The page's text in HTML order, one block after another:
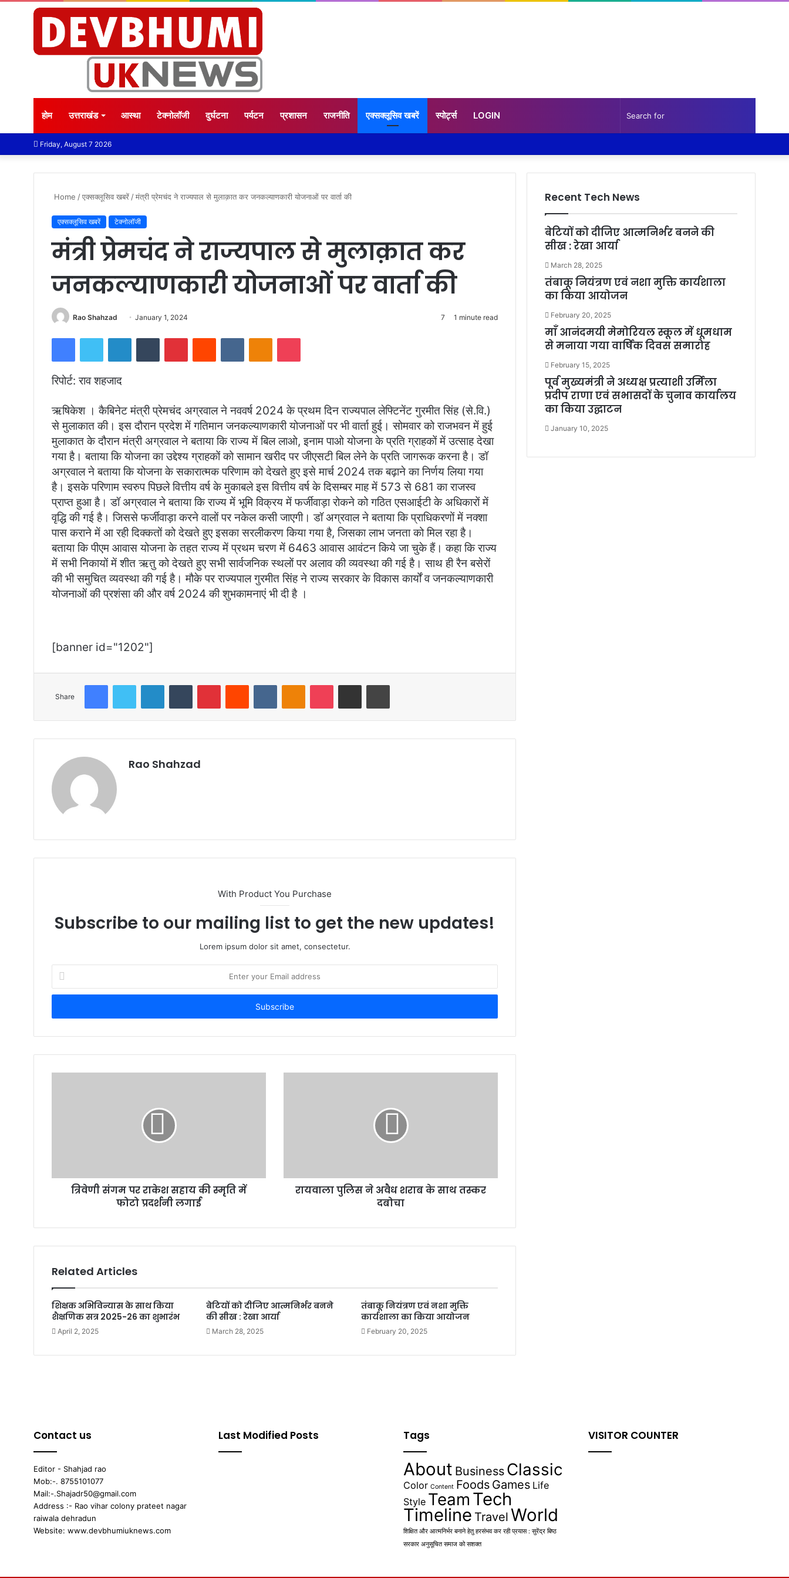
होम उत्तराखंड आस्था टेक्नोलॉजी दुर्घटना पर्यटन प्रशासन राजनीति एक्सक्लूसिव खबरें स्पोर्ट्स LOGIN Sidebar
Friday, August 7 2026
Home /एक्सक्लूसिव खबरें /मंत्री प्रेमचंद ने राज्यपाल से मुलाक़ात कर जनकल्याणकारी योजनाओं पर वार्ता की
एक्सक्लूसिव खबरें टेक्नोलॉजी
मंत्री प्रेमचंद ने राज्यपाल से मुलाक़ात कर
जनकल्याणकारी योजनाओं पर वार्ता की
Rao Shahzad
SendJanuary 1, 2024 7 1 minute read
FacebookTwitter LinkedInTumblr PinterestReddit VKontakteOdnoklassniki
Pocket
रिपोर्ट: राव शहजाद
ऋषिकेश । कैबिनेट मंत्री प्रेमचंद अग्रवाल ने नववर्ष 2024 के प्रथम दिन राज्यपाल लेफ्टिनेंट गुरमीत सिंह (से.वि.)
से मुलाकात की। इस दौरान प्रदेश में गतिमान जनकल्याणकारी योजनाओं पर भी वार्ता हुई। सोमवार को राजभवन में हुई
मुलाकात के दौरान मंत्री अग्रवाल ने बताया कि राज्य में बिल लाओ, इनाम पाओ योजना के प्रति ग्राहकों में उत्साह देखा
गया है। बताया कि योजना का उद्देश्य ग्राहकों को सामान खरीद पर जीएसटी बिल लेने के प्रति जागरूक करना है। डॉ
अग्रवाल ने बताया कि योजना के सकारात्मक परिणाम को देखते हुए इसे मार्च 2024 तक बढ़ाने का निर्णय लिया गया
है। इसके परिणाम स्वरुप पिछले वित्तीय वर्ष के मुकाबले इस वित्तीय वर्ष के दिसम्बर माह में 573 से 681 का राजस्व
प्राप्त हुआ है। डॉ अग्रवाल ने बताया कि राज्य में भूमि विक्रय में फर्जीवाड़ा रोकने को गठित एसआईटी के अधिकारों में
वृद्धि की गई है। जिससे फर्जीवाड़ा करने वालों पर नकेल कसी जाएगी। डॉ अग्रवाल ने बताया कि प्राधिकरणों में नक्शा
पास कराने में आ रही दिक्कतों को देखते हुए इसका सरलीकरण किया गया है, जिसका लाभ जनता को मिल रहा है।
बताया कि पीएम आवास योजना के तहत राज्य में प्रथम चरण में 6463 आवास आवंटन किये जा चुके हैं। कहा कि राज्य
में सभी निकायों में शीत ऋतु को देखते हुए सभी सार्वजनिक स्थलों पर अलाव की व्यवस्था की गई है। साथ ही रैन बसेरों
की भी समुचित व्यवस्था की गई है। मौके पर राज्यपाल गुरमीत सिंह ने राज्य सरकार के विकास कार्यों व जनकल्याणकारी
योजनाओं की प्रशंसा की और वर्ष 2024 की शुभकामनाएं भी दी है ।
[banner id="1202"]
Share
FacebookTwitter LinkedInTumblr PinterestReddit VKontakteOdnoklassniki
Pocket Share via Email Print
Rao Shahzad
With Product You Purchase
Subscribe to our mailing list to get the new updates!
Lorem ipsum dolor sit amet, consectetur.
Enter
your
Email
त्रिवेणी संगम पर राकेश सहाय की स्मृति में
फोटो प्रदर्शनी लगाई
रायवाला पुलिस ने अवैध शराब के साथ तस्कर
दबोचा
Related Articles
शिक्षक अभिविन्यास के साथ किया
शैक्षणिक सत्र 2025-26 का शुभारंभ
April 2, 2025
बेटियों को दीजिए आत्मनिर्भर बनने
की सीख : रेखा आर्या
March 28, 2025
तंबाकू नियंत्रण एवं नशा मुक्ति
कार्यशाला का किया आयोजन
February 20, 2025
Recent Tech News
बेटियों को दीजिए आत्मनिर्भर बनने की
सीख : रेखा आर्या
March 28, 2025
तंबाकू नियंत्रण एवं नशा मुक्ति कार्यशाला
का किया आयोजन
February 20, 2025
माँ आनंदमयी मेमोरियल स्कूल में धूमधाम
से मनाया गया वार्षिक दिवस समारोह
February 15, 2025
पूर्व मुख्यमंत्री ने अध्यक्ष प्रत्याशी उर्मिला
प्रदीप राणा एवं सभासदों के चुनाव कार्यालय
का किया उद्घाटन
January 10, 2025
Contact us
Editor - Shahjad rao
Mob:-. 8755101077
Mail:-.Shajadr50@gmail.com
Address :- Rao vihar colony prateet nagar
raiwala dehradun
Website: www.devbhumiuknews.com
Last Modified Posts Tags
About Business Classic
Color Content Foods Games Life
Style Team Tech
Timeline Travel World
शिक्षित और आत्मनिर्भर बनाने हेतु हरसंभव कर रही प्रयास : सुरेंद्र बिष्ठ
सरकार अनुसूचित समाज को सशक्त
VISITOR COUNTER